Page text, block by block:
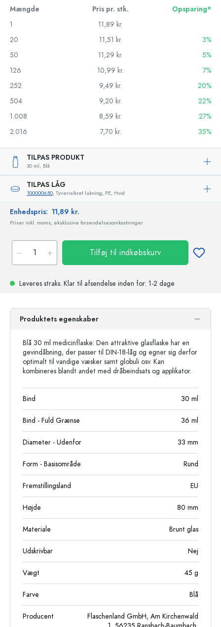
Mængde Pris pr. stk.
Opsparing*
1
11,89 kr.
20
11,51 kr.
3%
50
11,29 kr.
5%
126
10,99 kr.
7%
252
9,49 kr.
20%
504
9,20 kr.
22%
1.008
8,59 kr.
27%
2.016
7,70 kr. 35%
TILPAS PRODUKT
30 ml, Blå
TILPAS LÅG
100000650, Tyverisikret lukning, PE, Hvid
Enhedspris: 11,89 kr.
Priser inkl. moms, eksklusive forsendelsesomkostninger
Tilføj til indkøbskurv
Leveres straks. Klar til afsendelse inden for: 1-2 dage
Produktets egenskaber
Blå 30 ml medicinflaske: Den attraktive glasflaske har en
gevindåbning, der passer til DIN-18-låg og egner sig derfor
optimalt til vandige væsker samt globuli osv. Kan
kombineres blandt andet med dråbeindsats og applikator.
Bind 30 ml
Bind - Fuld Grænse 36 ml
Diameter - Udenfor 33 mm
Form - Basisområde Rund
Fremstillingsland EU
Højde 80 mm
Materiale Brunt glas
Udskrivbar Nej
Vægt 45 g
Farve Blå
Producent
Flaschenland GmbH, Am Kirchenwald